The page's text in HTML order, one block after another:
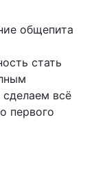
общепита
стать
всё
первого